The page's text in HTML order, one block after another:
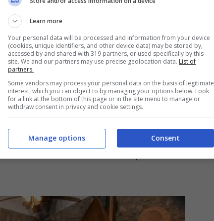
della quale ha percorso 500 chilometri per
Ariano Irpino, in provincia di Avellino. Il 17
la patente scaduta proprio il giorno
sembra non essere passato. Vedovo
amici. Ha effettuato la terza dose del
di Rimini, da solo, alla guida della sua
del Governo: l’alternativa però è
Learn more
Your personal data will be processed and information from your device
(cookies, unique identifiers, and other device data) may be stored by,
accessed by and shared with 319 partners, or used specifically by this
site. We and our partners may use precise geolocation data. List of
partners.
Some vendors may process your personal data on the basis of legitimate
interest, which you can object to by managing your options below. Look
for a link at the bottom of this page or in the site menu to manage or
withdraw consent in privacy and cookie settings.
Consent
Manage options